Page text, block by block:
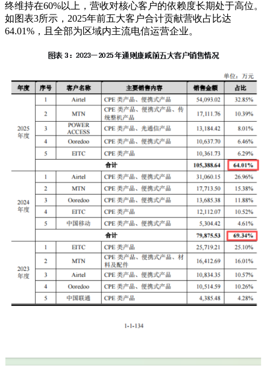
终维持在60%以上，营收对核心客户的依赖度长期处于高位。
如图表3所示，2025年前五大客户合计贡献营收占比达
64.01%，且全部为区域内主流电信运营企业。